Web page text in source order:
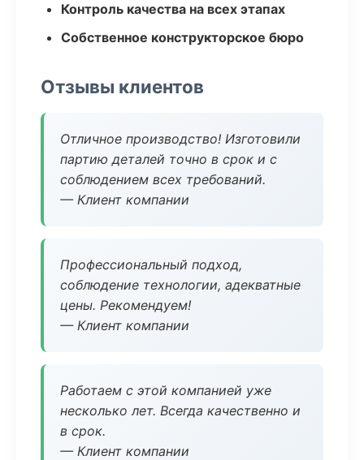
Контроль качества на всех этапах
Собственное конструкторское бюро
Отзывы клиентов
Отличное производство! Изготовили
партию деталей точно в срок и с
соблюдением всех требований.
— Клиент компании
Профессиональный подход,
соблюдение технологии, адекватные
цены. Рекомендуем!
— Клиент компании
Работаем с этой компанией уже
несколько лет. Всегда качественно и
в срок.
— Клиент компании